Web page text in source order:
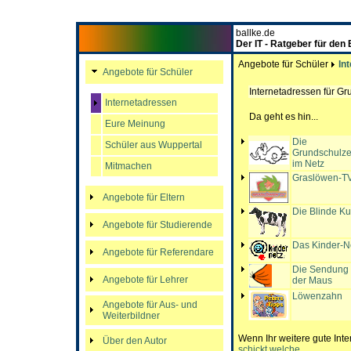
ballke.de
Der IT - Ratgeber für
Angebote für Schüler
Internetadressen
Eure Meinung
Schüler aus Wuppertal
Mitmachen
Angebote für Eltern
Angebote für Studierende
Angebote für Referendare
Angebote für Lehrer
Angebote für Aus- und
Weiterbildner
Über den Autor
Angebote für Schüler
Internetadressen für
Da geht es hin...
Die
im Netz
Graslöwen-
Die Blinde
Das Kinder-
Die Sendung
der Maus
Löwenzahn
Wenn Ihr weitere gute